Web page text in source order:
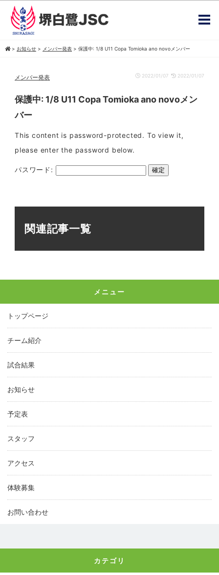
> お知らせ > メンバー発表 > 保護中: 1/8 U11 Copa Tomioka ano novoメンバー
メンバー発表 2022/01/07 2022/01/07
保護中: 1/8 U11 Copa Tomioka ano novoメン
バー
This content is password-protected. To view it,
please enter the password below.
パスワード:
関連記事一覧
メニュー
トップページ
チーム紹介
試合結果
お知らせ
予定表
スタッフ
アクセス
体験募集
お問い合わせ
カテゴリ